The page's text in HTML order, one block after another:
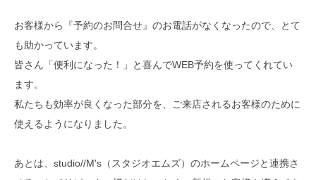
お客様から『予約のお問合せ』のお電話がなくなったので、とて
も助かっています。
皆さん「便利になった！」と喜んでWEB予約を使ってくれてい
ます。
私たちも効率が良くなった部分を、ご来店されるお客様のために
使えるようになりました。
あとは、studio//M's（スタジオエムズ）のホームページと連携さ